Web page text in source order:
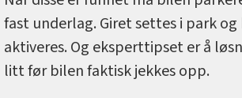
fast underlag. Giret settes i park
aktiveres. Og eksperttipset er å
litt før bilen faktisk jekkes opp.